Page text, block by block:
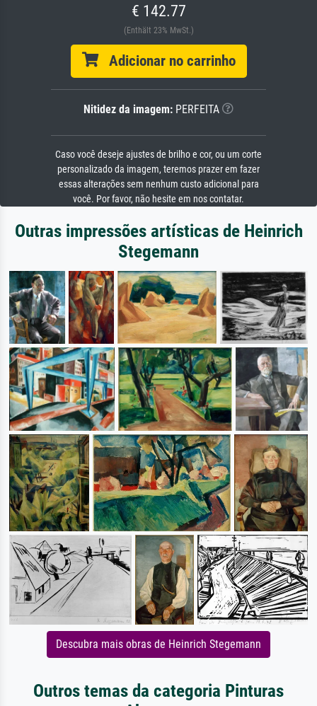
€ 142.77
(Enthält 23% MwSt.)
Adicionar no carrinho
Nitidez da imagem: PERFEITA
Caso você deseje ajustes de brilho e cor, ou um corte
personalizado da imagem, teremos prazer em fazer
essas alterações sem nenhum custo adicional para
você. Por favor, não hesite em nos contatar.
Outras impressões artísticas de Heinrich
Stegemann
Descubra mais obras de Heinrich Stegemann
Outros temas da categoria Pinturas